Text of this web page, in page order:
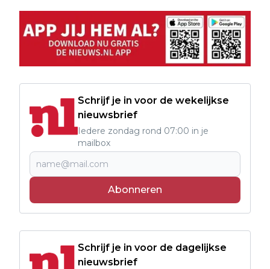
Schrijf je in voor de wekelijkse
nieuwsbrief
Iedere zondag rond 07:00 in je
mailbox
Abonneren
Schrijf je in voor de dagelijkse
nieuwsbrief